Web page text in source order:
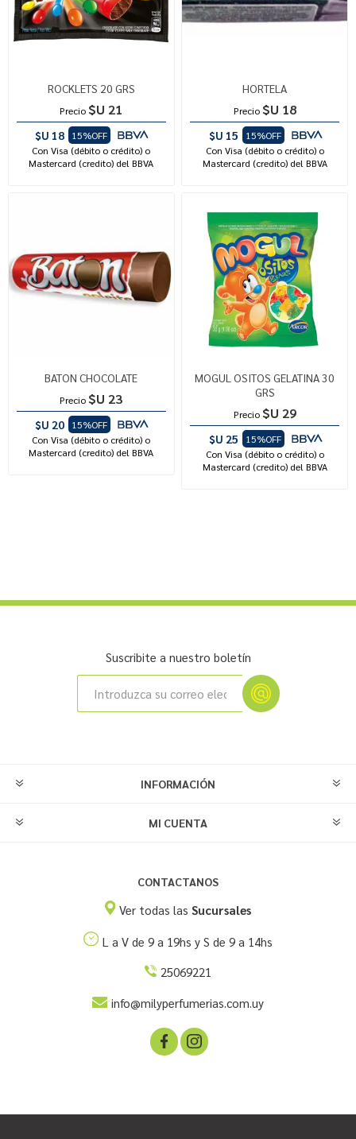
ROCKLETS 20 GRS
Precio $U 21
$U 18
15%OFF
Con Visa (débito o crédito) o
Mastercard (credito) del BBVA
HORTELA
Precio $U 18
$U 15
15%OFF
Con Visa (débito o crédito) o
Mastercard (credito) del BBVA
BATON CHOCOLATE
Precio $U 23
$U 20
15%OFF
Con Visa (débito o crédito) o
Mastercard (credito) del BBVA
MOGUL OSITOS GELATINA 30
GRS
Precio $U 29
$U 25
15%OFF
Con Visa (débito o crédito) o
Mastercard (credito) del BBVA
Suscribite a nuestro boletín
INFORMACIÓN
MI CUENTA
CONTACTANOS
Ver todas las Sucursales
L a V de 9 a 19hs y S de 9 a 14hs
25069221
info@milyperfumerias.com.uy